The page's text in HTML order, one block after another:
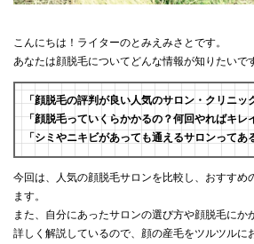
こんにちは！ライターのとみえみさとです。
あなたは顔脱毛についてどんな情報が知りたいで
「顔脱毛の評判が良い人気のサロン・クリニッ
「顔脱毛っていくらかかるの？何回やればキレ
「シミやニキビがあっても通えるサロンってあ
今回は、人気の顔脱毛サロンを比較し、おすすめ
ます。
また、自分にあったサロンの選び方や顔脱毛にか
詳しく解説しているので、顔の産毛をツルツルに